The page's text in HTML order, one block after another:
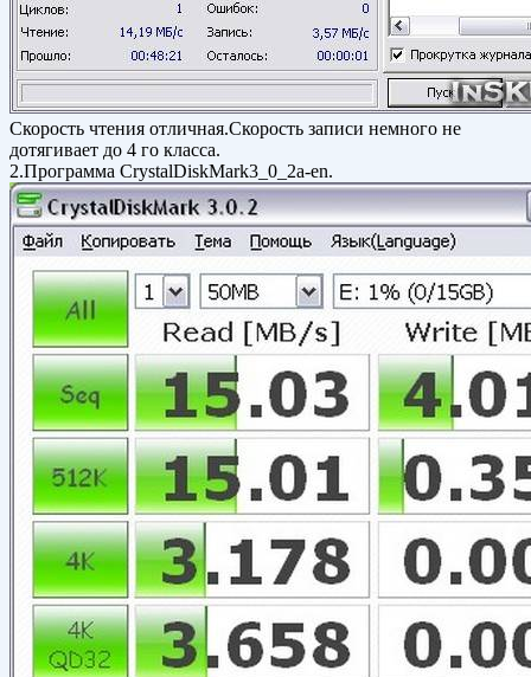
Скорость чтения отличная.Скорость записи немного не
дотягивает до 4 го класса.
2.Программа CrystalDiskMark3_0_2a-en.